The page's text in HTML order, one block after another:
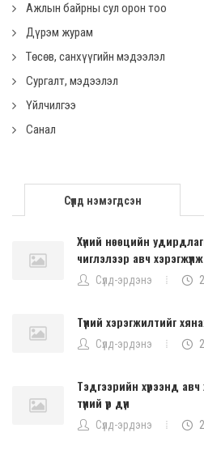
Ажлын байрны сул орон тоо
Дүрэм журам
Төсөв, санхүүгийн мэдээлэл
Сургалт, мэдээлэл
Үйлчилгээ
Санал
Сүүлд нэмэгдсэн
Хүний нөөцийн
чиглэлээр авч
Сүлд-эрдэнэ
Түүний хэрэгжилтийг
Сүлд-эрдэнэ
Тэдгээрийн хүрээнд авч
түүний үр дүн
Сүлд-эрдэнэ